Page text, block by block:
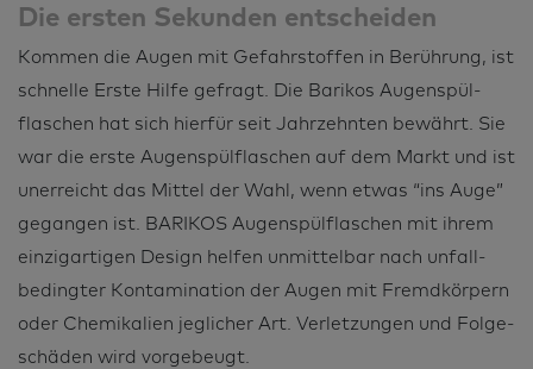
Die ersten Sekunden entscheiden
Kommen die Augen mit Gefahr­stoffen in Berührung, ist
schnelle Erste Hilfe gefragt. Die Barikos Augenspül­
flaschen hat sich hierfür seit Jahrzehnten bewährt. Sie
war die erste Augenspül­flaschen auf dem Markt und ist
unerreicht das Mittel der Wahl, wenn etwas “ins Auge”
gegangen ist. BARIKOS Augenspül­flaschen mit ihrem
einzigartigen Design helfen unmittelbar nach unfall­
bedingter Kontamination der Augen mit Fremd­körpern
oder Chemikalien jeglicher Art. Verletzungen und Folge­
schäden wird vorgebeugt.